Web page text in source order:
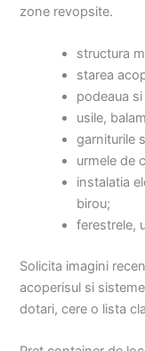
zone revopsite.
structura
starea
podeaua
usile,
garniturile
urmele de
instalatia
birou;
ferestrele,
Solicita imagini
acoperisul si
dotari, cere o lista